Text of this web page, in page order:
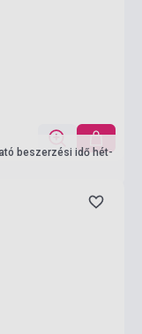
beszerzési idő hét-